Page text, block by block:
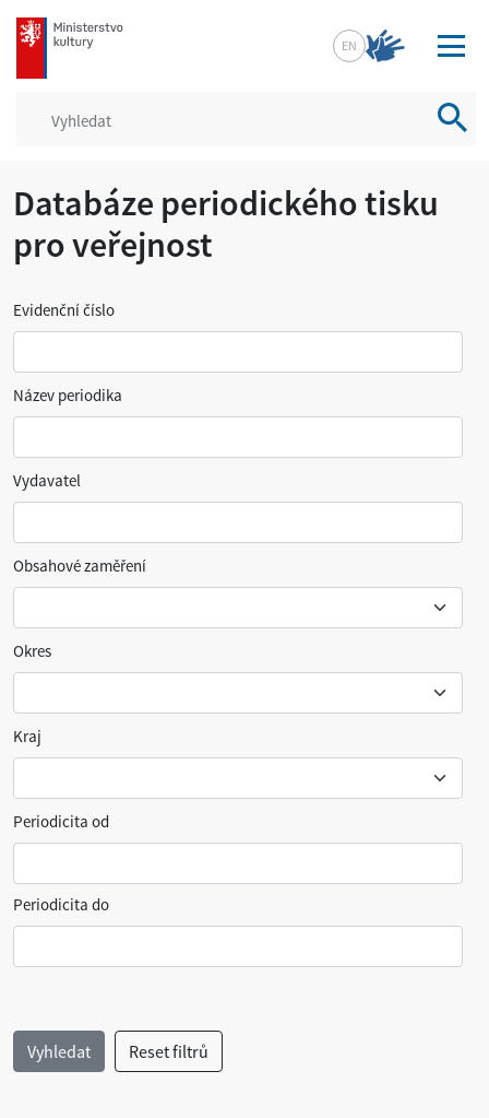
mkcr.cz
EN
Databáze periodického tisku
pro veřejnost
Evidenční číslo
Název periodika
Vydavatel
Obsahové zaměření
Okres
Kraj
Periodicita od
Periodicita do